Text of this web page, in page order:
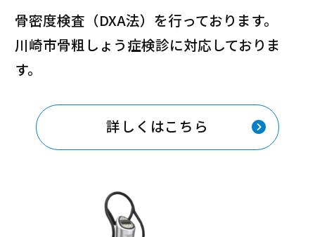
骨密度検査（DXA法）を行っております。
川崎市骨粗しょう症検診に対応しておりま
す。
詳しくはこちら